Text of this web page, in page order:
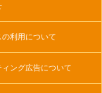
利用について
ング広告について